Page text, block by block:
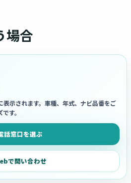
場合
示されます。車種、年式、ナビ品番をご
す。
話窓口を選ぶ
で問い合わせ